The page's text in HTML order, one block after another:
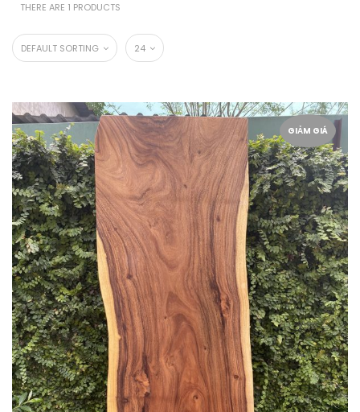
THERE ARE 1 PRODUCTS
DEFAULT SORTING 24
GIẢM GIÁ